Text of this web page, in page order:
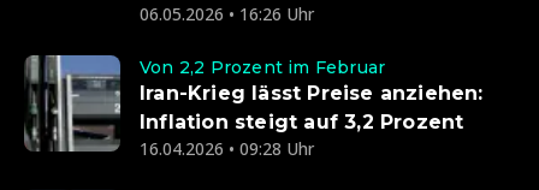
06.05.2026 • 16:26 Uhr
Von 2,2 Prozent im Februar
Iran-Krieg lässt Preise anziehen:
Inflation steigt auf 3,2 Prozent
16.04.2026 • 09:28 Uhr